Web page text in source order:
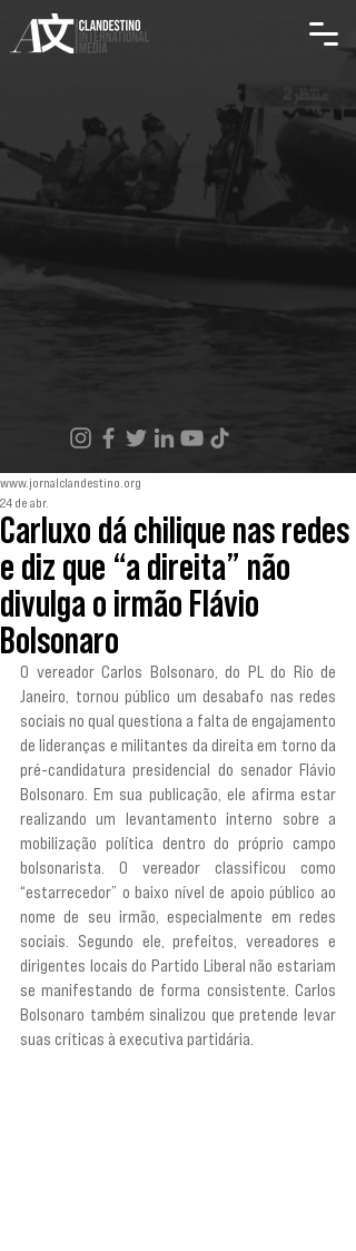
Carluxo dá chilique nas redes
e diz que “a direita” não
divulga o irmão Flávio
Bolsonaro
www.jornalclandestino.org
24 de abr.
O vereador Carlos Bolsonaro, do PL do Rio de
Janeiro, tornou público um desabafo nas redes
sociais no qual questiona a falta de engajamento
de lideranças e militantes da direita em torno da
pré-candidatura presidencial do senador Flávio
Bolsonaro. Em sua publicação, ele afirma estar
realizando um levantamento interno sobre a
mobilização política dentro do próprio campo
bolsonarista. O vereador classificou como
“estarrecedor” o baixo nível de apoio público ao
nome de seu irmão, especialmente em redes
sociais. Segundo ele, prefeitos, vereadores e
dirigentes locais do Partido Liberal não estariam
se manifestando de forma consistente. Carlos
Bolsonaro também sinalizou que pretende levar
suas críticas à executiva partidária.